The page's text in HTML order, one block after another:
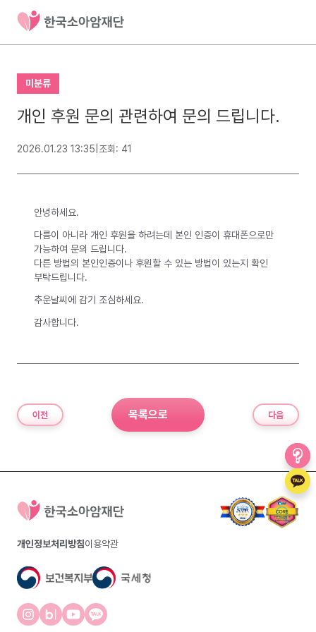
미분류
개인 후원 문의 관련하여 문의 드립니다.
2026.01.23 13:35 조회: 41
안녕하세요.
다름이 아니라 개인 후원을 하려는데 본인 인증이 휴대폰으로만
가능하여 문의 드립니다.
다른 방법의 본인인증이나 후원할 수 있는 방법이 있는지 확인
부탁드립니다.
추운날씨에 감기 조심하세요.
감사합니다.
이전 목록으로 다음
개인정보처리방침이용약관